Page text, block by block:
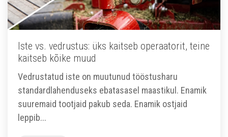
Iste vs. vedrustus: üks kaitseb operaatorit, teine
kaitseb kõike muud
Vedrustatud iste on muutunud tööstusharu
standardlahenduseks ebatasasel maastikul. Enamik
suuremaid tootjaid pakub seda. Enamik ostjaid
leppib...